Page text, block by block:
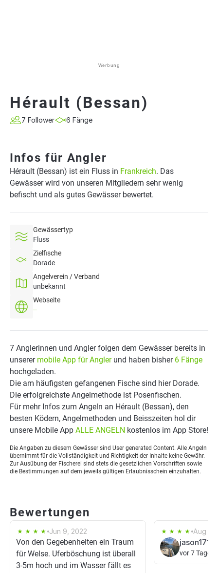
Werbung
Hérault (Bessan)
7 Follower 6 Fänge
Infos für Angler
Hérault (Bessan) ist ein Fluss in Frankreich. Das
Gewässer wird von unseren Mitgliedern sehr wenig
befischt und als gutes Gewässer bewertet.
Gewässertyp
Fluss
Zielfische
Dorade
Angelverein / Verband
unbekannt
Webseite
--
7 Anglerinnen und Angler folgen dem Gewässer bereits in
unserer mobile App für Anglerund haben bisher 6 Fänge
hochgeladen.
Die am häufigsten gefangenen Fische sind hier Dorade.
Die erfolgreichste Angelmethode ist Posenfischen.
Für mehr Infos zum Angeln an Hérault (Bessan), den
besten Ködern, Angelmethoden und Beisszeiten hol dir
unsere Mobile App ALLE ANGELN kostenlos im App Store!
Die Angaben zu diesem Gewässer sind User generated Content. Alle Angeln
übernimmt für die Vollständigkeit und Richtigkeit der Inhalte keine Gewähr.
Zur Ausübung der Fischerei sind stets die gesetzlichen Vorschriften sowie
die Bestimmungen auf dem jeweils gültigen Erlaubnisschein einzuhalten.
Bewertungen
Jun 9, 2022
Von den Gegebenheiten ein Traum
für Welse. Uferböschung ist überall
3-5m hoch und im Wasser fällt es
Aug 7,
vor 7 Tagen